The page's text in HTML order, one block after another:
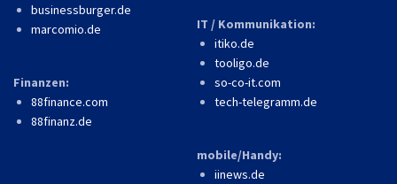
businessburger.de
marcomio.de
Finanzen:
88finance.com
88finanz.de
IT / Kommunikation:
itiko.de
tooligo.de
so-co-it.com
tech-telegramm.de
mobile/Handy:
iinews.de